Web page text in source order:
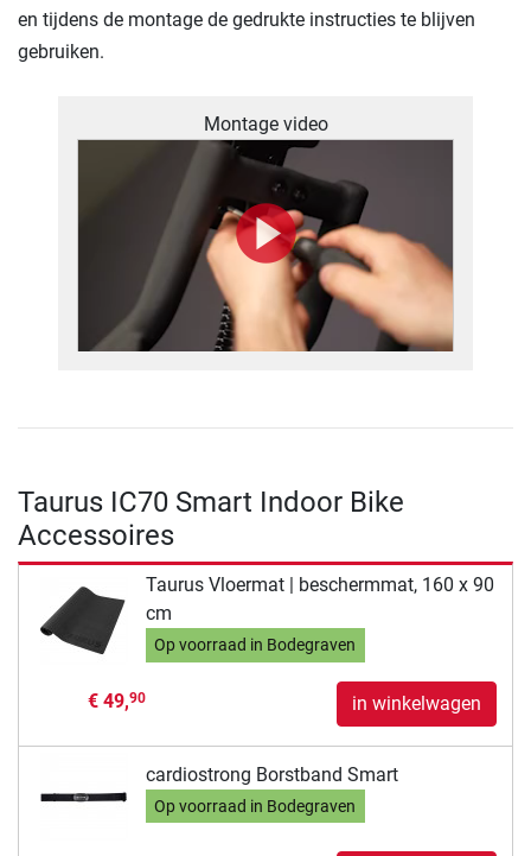
en tijdens de montage de gedrukte instructies te blijven
gebruiken.
Montage video
Taurus IC70 Smart Indoor Bike
Accessoires
Taurus Vloermat | beschermmat, 160 x 90
cm
Op voorraad in Bodegraven
€ 49,90 in winkelwagen
cardiostrong Borstband Smart
Op voorraad in Bodegraven